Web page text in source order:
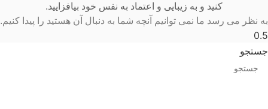
کنید و به زیبایی و اعتماد به نفس خود بیافزایید.
به نظر می رسد ما نمی توانیم آنچه شما به دنبال آن هستید را پیدا کنیم.
جستجو